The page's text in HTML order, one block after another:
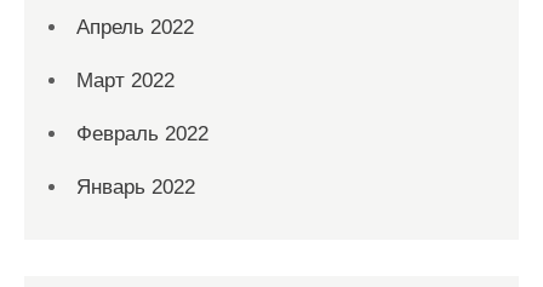
Апрель 2022
Март 2022
Февраль 2022
Январь 2022